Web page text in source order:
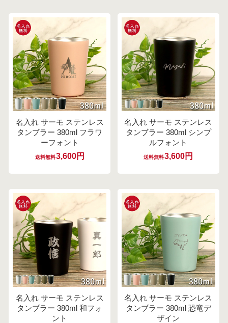
名入れ サーモ ステンレス
タンブラー 380ml フラワ
ーフォント
送料無料3,600円
名入れ サーモ ステンレス
タンブラー 380ml シンプ
ルフォント
送料無料3,600円
名入れ サーモ ステンレス
タンブラー 380ml 和フォ
ント
名入れ サーモ ステンレス
タンブラー 380ml 恐竜デ
ザイン